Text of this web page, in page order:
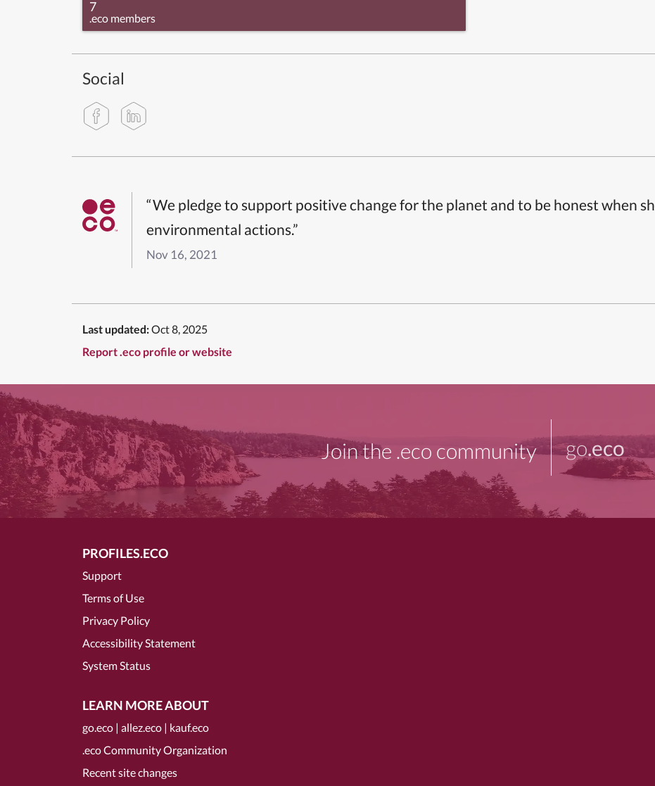
7
.eco members
Social
“We pledge to support positive change for the planet and to be honest when
environmental actions.”
Nov 16, 2021
Last updated:Oct 8, 2025
Report .eco profile or website
Join the .eco community go.eco
PROFILES.ECO
Support
Terms of Use
Privacy Policy
Accessibility Statement
System Status
LEARN MORE ABOUT
go.eco | allez.eco | kauf.eco
.eco Community Organization
Recent site changes